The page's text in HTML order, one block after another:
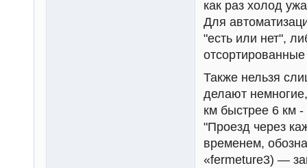
как раз холод
Для
"есть или нет",
Также нельзя
делают
км быстрее 6 км
"Проезд через
временем,
«fermeture3) —